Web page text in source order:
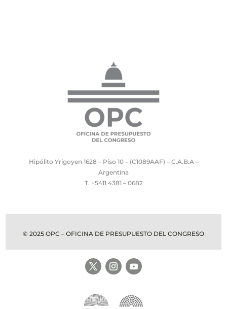
Hipólito Yrigoyen 1628 – Piso 10 – (C1089AAF) – C.A.B.A –
Argentina
T. +5411 4381 – 0682
© 2025 OPC – OFICINA DE PRESUPUESTO DEL CONGRESO